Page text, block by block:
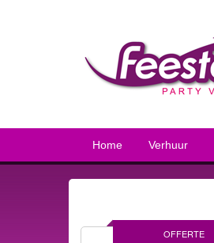
Home Verhuur
OFFERTE